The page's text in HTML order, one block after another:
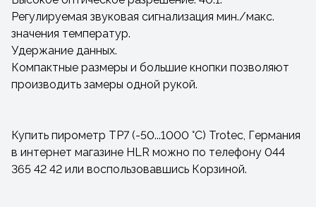
Регулируемая звуковая сигнализация мин./макс.
значения температур.
Удержание данных.
Компактные размеры и большие кнопки позволяют
производить замеры одной рукой.
Купить пирометр TP7 (-50...1000 °C) Trotec, Германия
в интернет магазине HLR можно по телефону 044
365 42 42 или воспользовавшись Корзиной.